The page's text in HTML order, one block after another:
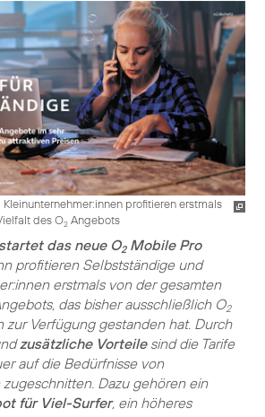
profitieren erstmals
des O2 Angebots
das neue O2Mobile Pro
profitieren Selbstständige und
erstmals von der gesamten
das bisher ausschließlich O2
zur Verfügung gestanden hat. Durch
zusätzliche Vorteilesind die Tarife
auf die Bedürfnisse von
Dazu gehören ein
für Viel-Surfer, ein höheres